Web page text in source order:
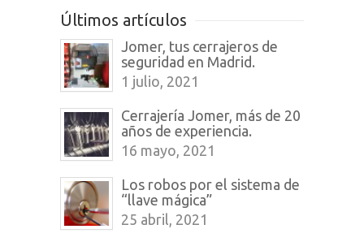
Últimos artículos
Jomer, tus cerrajeros de
seguridad en Madrid.
1 julio, 2021
Cerrajería Jomer, más de 20
años de experiencia.
16 mayo, 2021
Los robos por el sistema de
“llave mágica”
25 abril, 2021